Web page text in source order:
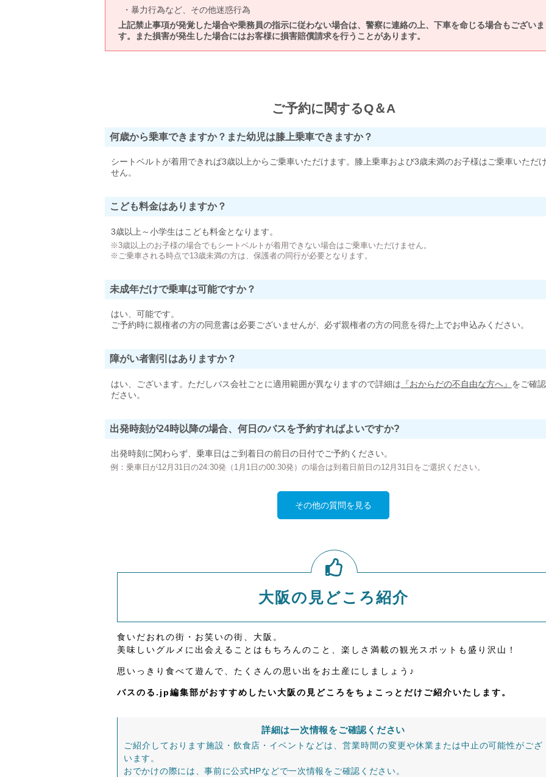
暴力行為など、その他迷惑行為
上記禁止事項が発覚した場合や乗務員の指示に従わない場合は、警察に連絡の上、下車を命じる場合もございま
す。また損害が発生した場合にはお客様に損害賠償請求を行うことがあります。
ご予約に関するQ＆A
何歳から乗車できますか？また幼児は膝上乗車できますか？
シートベルトが着用できれば3歳以上からご乗車いただけます。膝上乗車および3歳未満のお子様はご乗車いただ
せん。
こども料金はありますか？
3歳以上～小学生はこども料金となります。
※3歳以上のお子様の場合でもシートベルトが着用できない場合はご乗車いただけません。
※ご乗車される時点で13歳未満の方は、保護者の同行が必要となります。
未成年だけで乗車は可能ですか？
はい、可能です。
ご予約時に親権者の方の同意書は必要ございませんが、必ず親権者の方の同意を得た上でお申込みください。
障がい者割引はありますか？
はい、ございます。ただしバス会社ごとに適用範囲が異なりますので詳細は 『おからだの不自由な方へ』 をご確
ださい。
出発時刻が24時以降の場合、何日のバスを予約すればよいですか?
出発時刻に関わらず、乗車日はご到着日の前日の日付でご予約ください。
例：乗車日が12月31日の24:30発（1月1日の00:30発）の場合は到着日前日の12月31日をご選択ください。
その他の質問を見る
大阪の見どころ紹介
食いだおれの街・お笑いの街、大阪。
美味しいグルメに出会えることはもちろんのこと、楽しさ満載の観光スポットも盛り沢山！
思いっきり食べて遊んで、たくさんの思い出をお土産にしましょう♪
バスのる.jp編集部がおすすめしたい大阪の見どころをちょこっとだけご紹介いたします。
詳細は一次情報をご確認ください
ご紹介しております施設・飲食店・イベントなどは、営業時間の変更や休業または中止の可能性がござ
います。
おでかけの際には、事前に公式HPなどで一次情報をご確認ください。